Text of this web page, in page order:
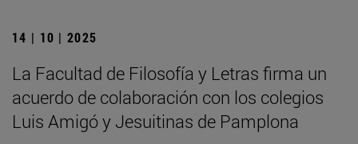
14 | 10 | 2025
La Facultad de Filosofía y Letras firma un
acuerdo de colaboración con los colegios
Luis Amigó y Jesuitinas de Pamplona